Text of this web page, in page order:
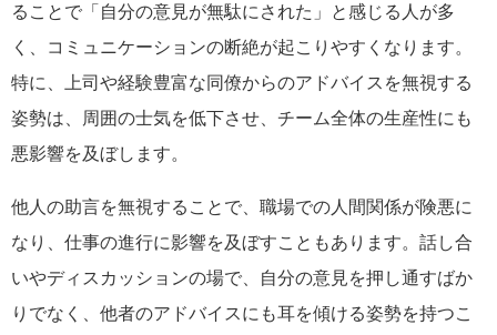
ることで「自分の意見が無駄にされた」と感じる人が多
く、コミュニケーションの断絶が起こりやすくなります。
特に、上司や経験豊富な同僚からのアドバイスを無視する
姿勢は、周囲の士気を低下させ、チーム全体の生産性にも
悪影響を及ぼします。
他人の助言を無視することで、職場での人間関係が険悪に
なり、仕事の進行に影響を及ぼすこともあります。話し合
いやディスカッションの場で、自分の意見を押し通すばか
りでなく、他者のアドバイスにも耳を傾ける姿勢を持つこ